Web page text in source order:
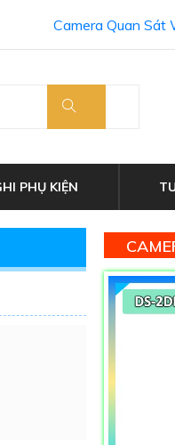
Camera Quan Sát
PHỤ KIỆN